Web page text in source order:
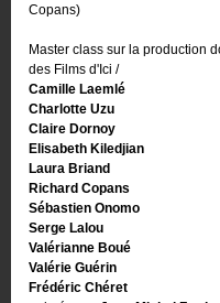
Copans)
Master class sur la production
des Films d'Ici /
Camille Laemlé
Charlotte Uzu
Claire Dornoy
Elisabeth Kiledjian
Laura Briand
Richard Copans
Sébastien Onomo
Serge Lalou
Valérianne Boué
Valérie Guérin
Frédéric Chéret